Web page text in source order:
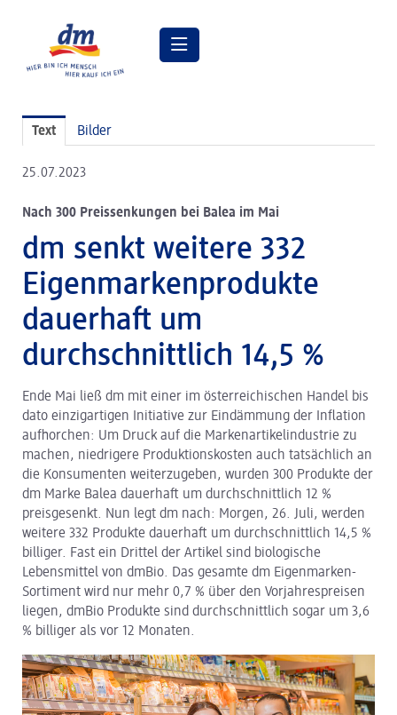
Pressebilder
dm Geschäftsführung
dm Markt
dm friseurstudio
dm kosmetikstudio
Verantwortung
Lehre bei dm
Arbeiten bei dm
dm Logistik
dm Online Shop
Pressekontakt
ACTIVE BEAUTY
Text Bilder
25.07.2023
Nach 300 Preissenkungen bei Balea im Mai
dm senkt weitere 332
Eigenmarkenprodukte
dauerhaft um
durchschnittlich 14,5 %
Ende Mai ließ dm mit einer im österreichischen Handel bis
dato einzigartigen Initiative zur Eindämmung der Inflation
aufhorchen: Um Druck auf die Markenartikelindustrie zu
machen, niedrigere Produktionskosten auch tatsächlich an
die Konsumenten weiterzugeben, wurden 300 Produkte der
dm Marke Balea dauerhaft um durchschnittlich 12 %
preisgesenkt. Nun legt dm nach: Morgen, 26. Juli, werden
weitere 332 Produkte dauerhaft um durchschnittlich 14,5 %
billiger. Fast ein Drittel der Artikel sind biologische
Lebensmittel von dmBio. Das gesamte dm Eigenmarken-
Sortiment wird nur mehr 0,7 % über den Vorjahrespreisen
liegen, dmBio Produkte sind durchschnittlich sogar um 3,6
% billiger als vor 12 Monaten.